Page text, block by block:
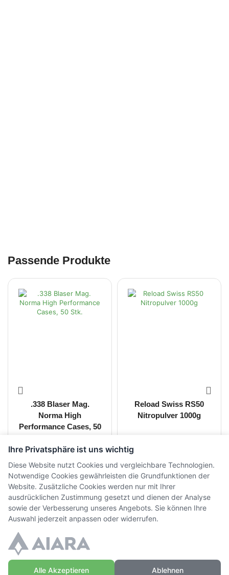
Passende Produkte
.338 Blaser Mag.
Norma High
Performance Cases, 50
Reload Swiss RS50
Nitropulver 1000g
© Copyright WaffenZimmi | Powered by
Ihre Privatsphäre ist uns wichtig
Diese Website nutzt Cookies und vergleichbare Technologien.
Notwendige Cookies gewährleisten die Grundfunktionen der
Website. Zusätzliche Cookies werden nur mit Ihrer
ausdrücklichen Zustimmung gesetzt und dienen der Analyse
sowie der Verbesserung unseres Angebots. Sie können Ihre
Auswahl jederzeit anpassen oder widerrufen.
Alle Akzeptieren Ablehnen